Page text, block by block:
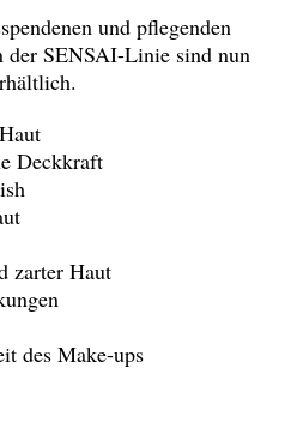
und pflegenden
SENSAI-Linie sind nun
Deckkraft
zarter Haut
des Make-ups